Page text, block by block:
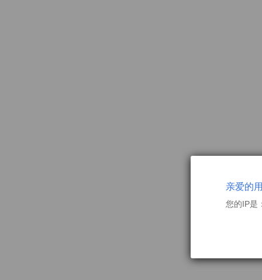
亲爱的
您的IP是